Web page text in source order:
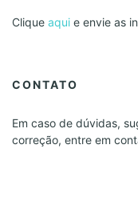
Clique aqui e envie as
CONTATO
Em caso de dúvidas,
correção, entre em